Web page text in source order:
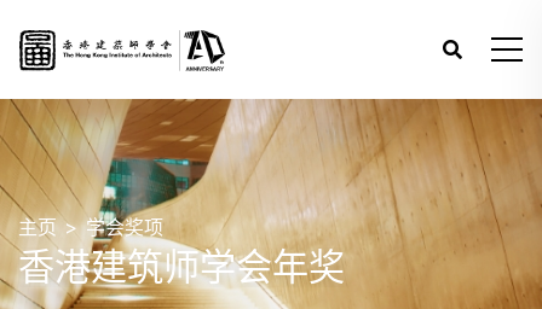
主页 学会奖项
香港建筑师学会年奖